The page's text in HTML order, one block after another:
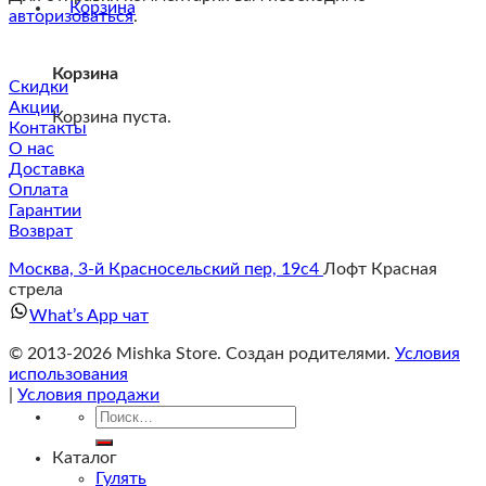
Корзина
Корзина пуста.
авторизоваться.
Скидки
Акции
Контакты
О нас
Доставка
Оплата
Гарантии
Возврат
Москва, 3-й Красносельский пер, 19с4 Лофт Красная
стрела
What’s App чат
© 2013-2026 Mishka Store. Cоздан родителями. Условия
использования
Условия продажи
Искать:
Каталог
Гулять